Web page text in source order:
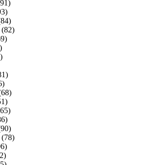
(82)
(78)